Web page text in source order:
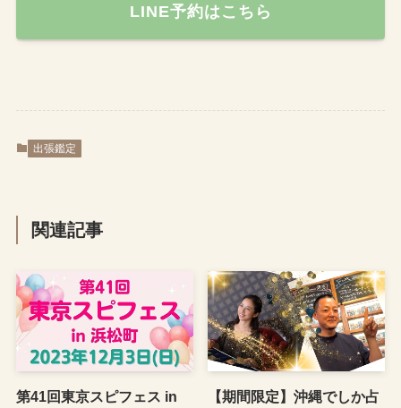
LINE予約はこちら
出張鑑定
関連記事
第41回東京スピフェス in
【期間限定】沖縄でしか占